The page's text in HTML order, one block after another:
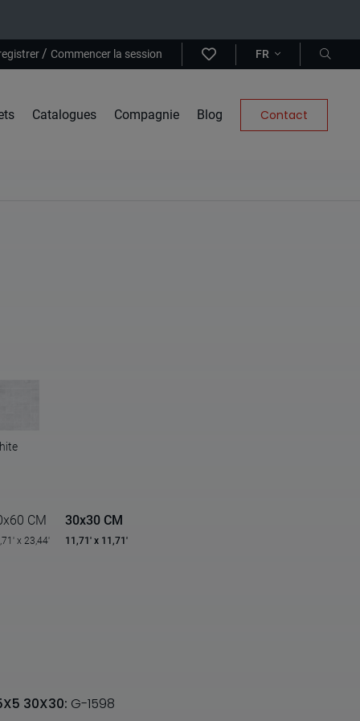
/ Commencer la session FR
Catalogues Compagnie Blog Contact
CM
x 23,44'
30x30 CM
11,71' x 11,71'
30X30: G-1598